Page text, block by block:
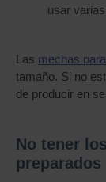
usar
Las mechas
tamaño. Si no
de producir en
No tener
preparados